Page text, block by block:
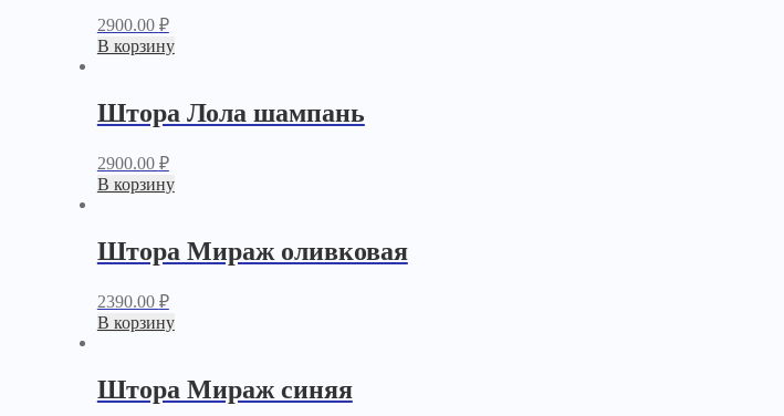
2900.00 ₽
В корзину
Штора Лола шампань
2900.00 ₽
В корзину
Штора Мираж оливковая
2390.00 ₽
В корзину
Штора Мираж синяя